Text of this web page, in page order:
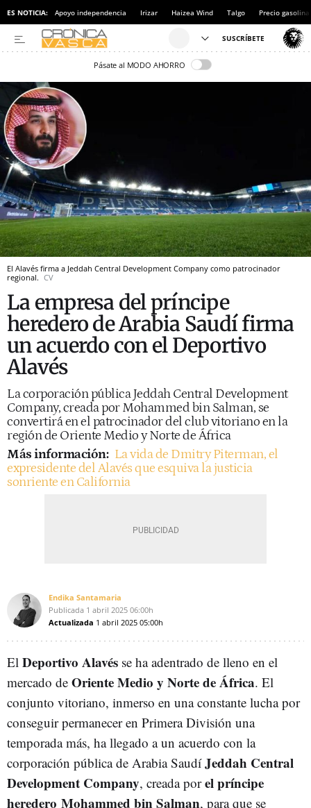
ES NOTICIA: Apoyo independencia Irizar Haizea Wind Talgo Precio gasolina
Pásate al MODO AHORRO
El Alavés firma a Jeddah Central Development Company como patrocinador
regional. CV
La empresa del príncipe
heredero​ de Arabia Saudí firma
un acuerdo con el Deportivo
Alavés
La corporación pública Jeddah Central Development
Company, creada por Mohammed bin Salman, se
convertirá en el patrocinador del club vitoriano en la
región de Oriente Medio y Norte de África
Más información: La vida de Dmitry Piterman, el
expresidente del Alavés que esquiva la justicia
sonriente en California
Endika Santamaria
Publicada 1 abril 2025 06:00h
Actualizada 1 abril 2025 05:00h
El Deportivo Alavés se ha adentrado de lleno en el
mercado de Oriente Medio y Norte de África. El
conjunto vitoriano, inmerso en una constante lucha por
conseguir permanecer en Primera División una
temporada más, ha llegado a un acuerdo con la
corporación pública de Arabia SaudíJeddah Central
Development Company, creada porel príncipe
heredero Mohammed bin Salman, para que se